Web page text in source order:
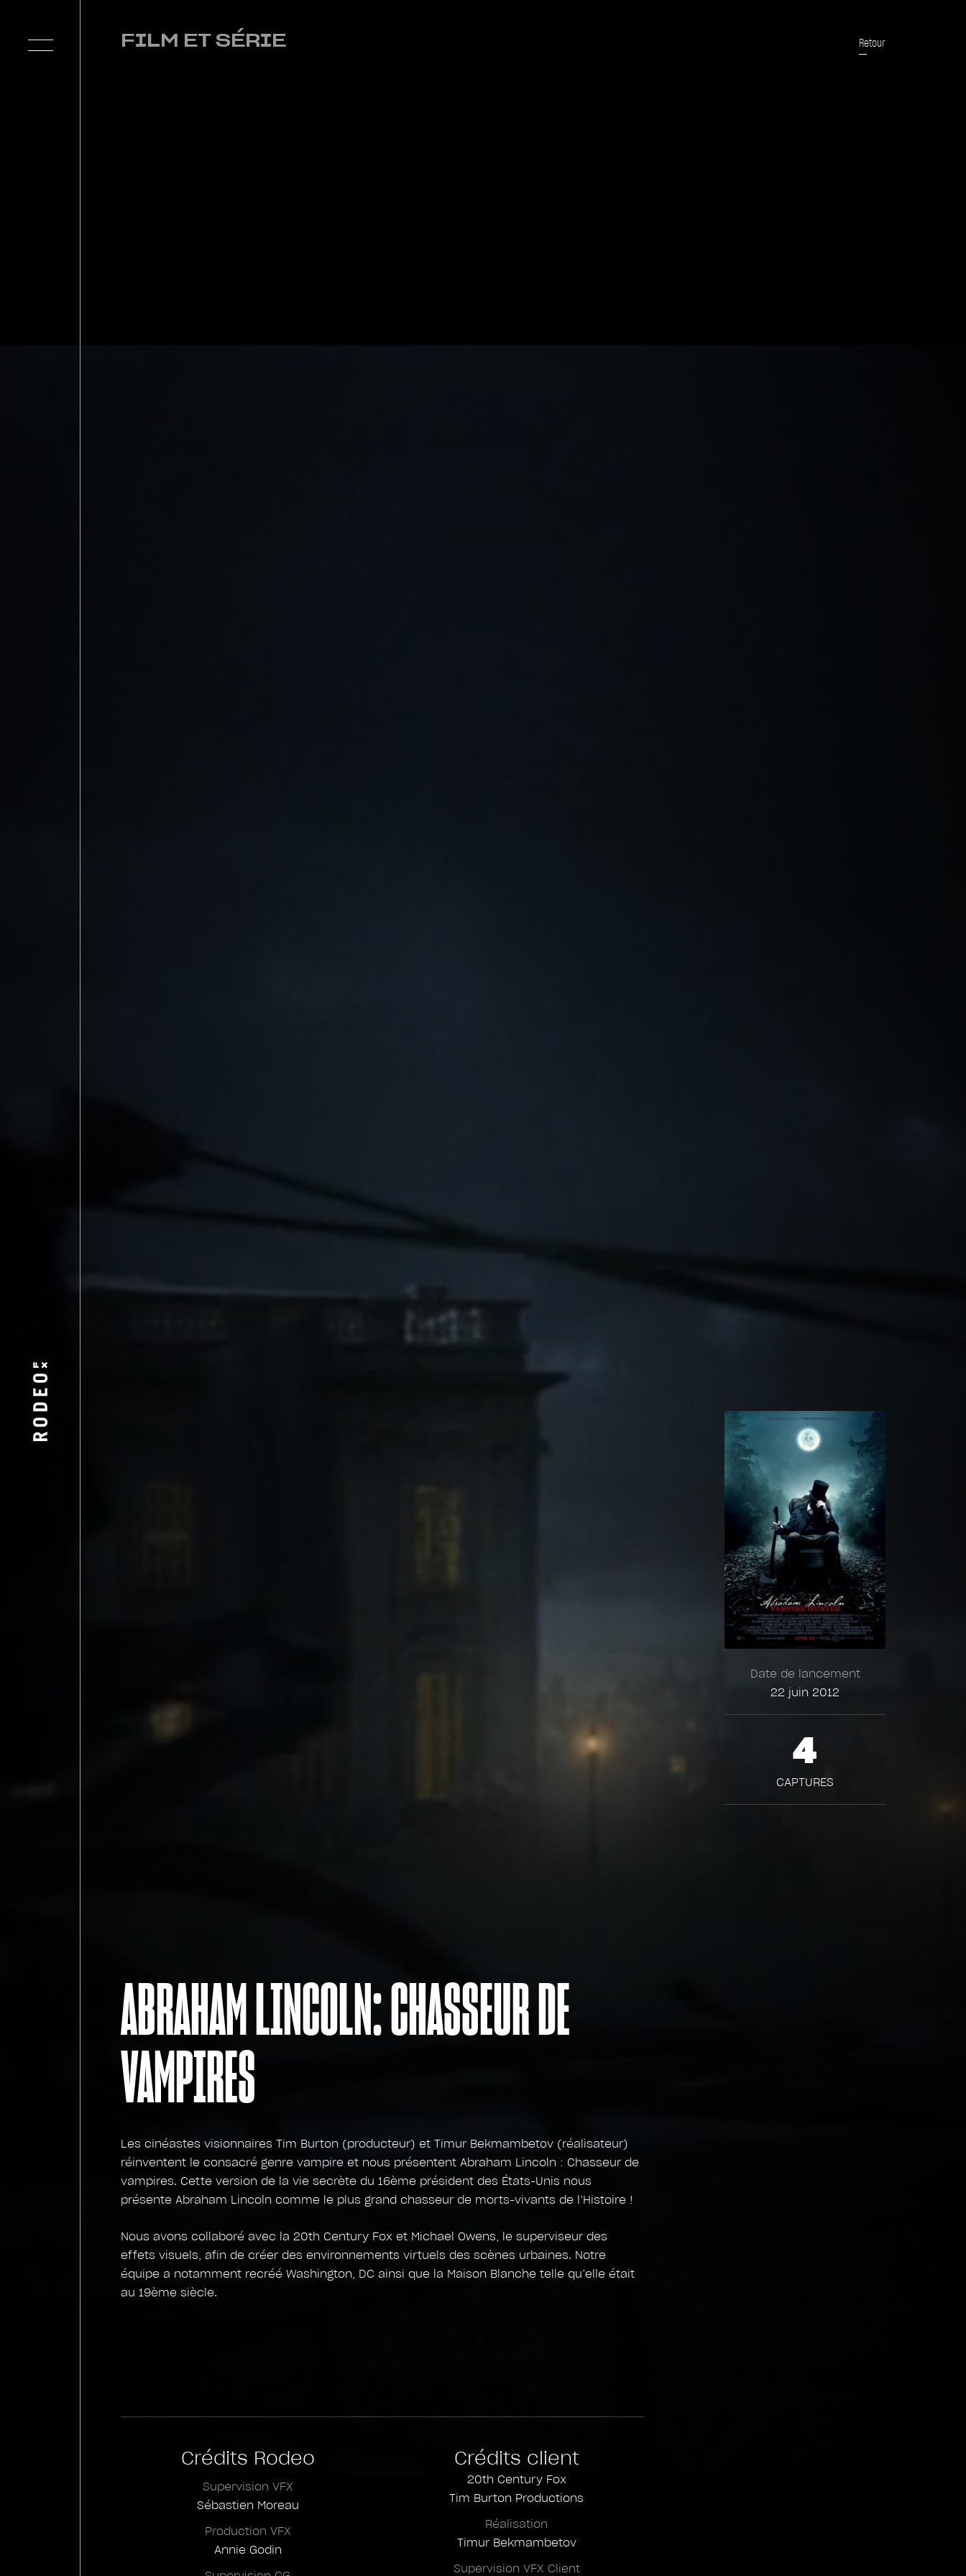
FILM ET SÉRIE Retour
ABRAHAM LINCOLN: CHASSEUR DE
VAMPIRES
Les cinéastes visionnaires Tim Burton (producteur) et Timur Bekmambetov (réalisateur)
réinventent le consacré genre vampire et nous présentent Abraham Lincoln : Chasseur de
vampires. Cette version de la vie secrète du 16ème président des États-Unis nous
présente Abraham Lincoln comme le plus grand chasseur de morts-vivants de l’Histoire !
Nous avons collaboré avec la 20th Century Fox et Michael Owens, le superviseur des
effets visuels, afin de créer des environnements virtuels des scènes urbaines. Notre
équipe a notamment recréé Washington, DC ainsi que la Maison Blanche telle qu’elle était
au 19ème siècle.
Crédits Rodeo
Supervision VFX
Sébastien Moreau
Production VFX
Annie Godin
Crédits client
20th Century Fox
Tim Burton Productions
Réalisation
Timur Bekmambetov
Supervision VFX Client
Date de lancement
22 juin 2012
4
CAPTURES